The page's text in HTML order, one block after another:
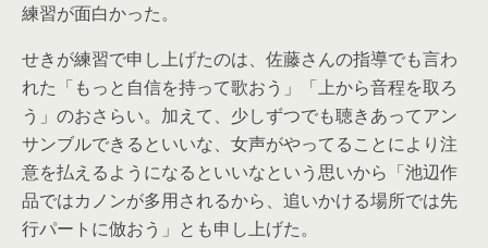
練習が面白かった。
せきが練習で申し上げたのは、佐藤さんの指導でも言わ
れた「もっと自信を持って歌おう」「上から音程を取ろ
う」のおさらい。加えて、少しずつでも聴きあってアン
サンブルできるといいな、女声がやってることにより注
意を払えるようになるといいなという思いから「池辺作
品ではカノンが多用されるから、追いかける場所では先
行パートに倣おう」とも申し上げた。